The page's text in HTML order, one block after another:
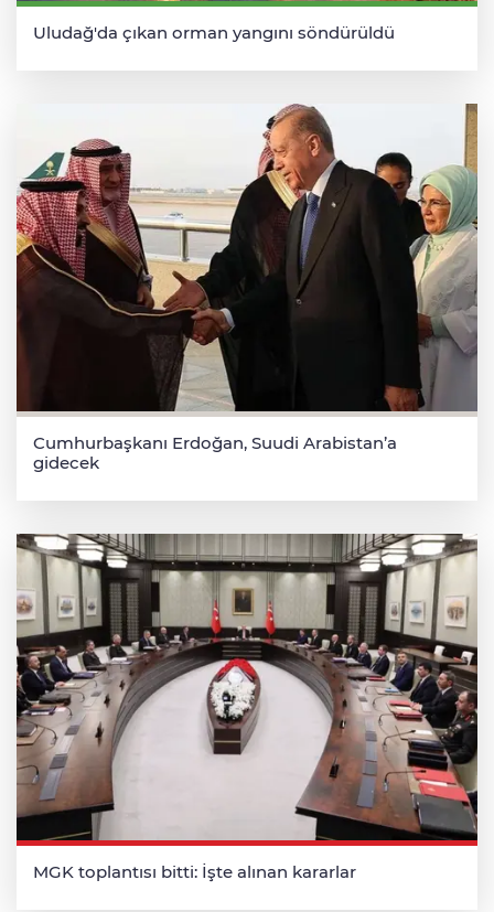
Uludağ'da çıkan orman yangını söndürüldü
Cumhurbaşkanı Erdoğan, Suudi Arabistan’a
gidecek
MGK toplantısı bitti: İşte alınan kararlar